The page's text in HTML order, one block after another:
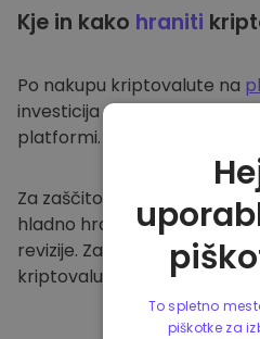
Kje in kako hraniti
Po nakupu kriptovalute na
investicija prenese v vašo
platformi. Vsak uporabnik
Za zaščito naših strank in
hladno hrambo ter redno
revizije. Zato je naša
kriptovalute in ostalih kripto
To spletno
piškotke za